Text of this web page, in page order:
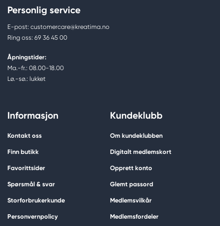
Personlig service
E-post: customercare@kreatima.no
Ring oss: 69 36 45 00
Åpningstider:
Ma.-fr.: 08.00-18.00
Lø.-sø.: lukket
Informasjon
Kontakt oss
Finn butikk
Favorittsider
Spørsmål & svar
Storforbrukerkunde
Personvernpolicy
Kundeklubb
Om kundeklubben
Digitalt medlemskort
Opprett konto
Glemt passord
Medlemsvilkår
Medlemsfordeler